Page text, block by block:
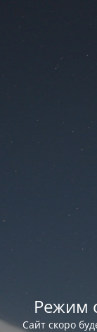
Режим
Сайт скоро